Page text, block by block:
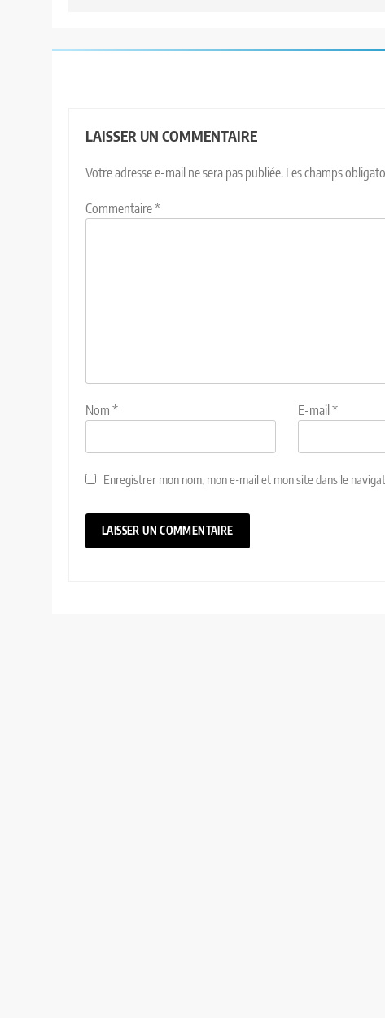
LAISSER UN COMMENTAIRE
Votre adresse e-mail ne sera pas publiée. Les champs
Commentaire*
Nom * E-mail*
Enregistrer mon nom, mon e-mail et mon site dans le